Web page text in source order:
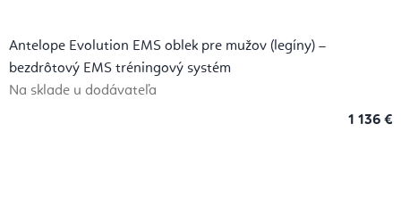
Antelope Evolution EMS oblek pre mužov (legíny) –
bezdrôtový EMS tréningový systém
Na sklade u dodávateľa
1 136 €